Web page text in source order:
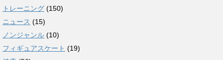
トレーニング (150)
ニュース (15)
ノンジャンル (10)
フィギュアスケート (19)